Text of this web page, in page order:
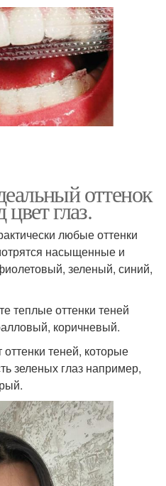
оттенок
глаз.
любые оттенки
насыщенные и
зеленый, синий,
теплые оттенки теней
коричневый.
теней, которые
зеленых глаз например,